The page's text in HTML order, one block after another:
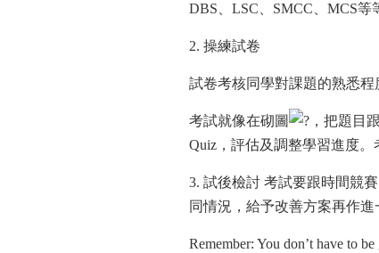
DBS、LSC、SMCC、MCS等
2. 操練試卷
試卷考核同學對課題的熟悉
考試就像在砌圖
，把題目
Quiz，評估及調整學習進度
3. 試後檢討 考試要跟時間競
同情況，給予改善方案再作
Remember: You don’t have to